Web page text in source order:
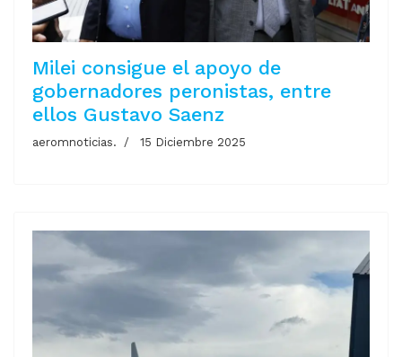
Milei consigue el apoyo de
gobernadores peronistas, entre
ellos Gustavo Saenz
aeromnoticias. 15 Diciembre 2025